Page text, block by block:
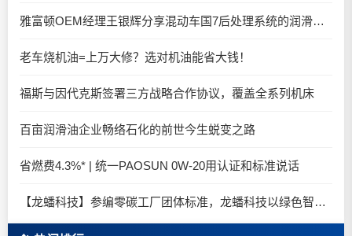
雅富顿OEM经理王银辉分享混动车国7后处理系统的润滑油要求
老车烧机油=上万大修？选对机油能省大钱！
福斯与因代克斯签署三方战略合作协议，覆盖全系列机床
百亩润滑油企业畅络石化的前世今生蜕变之路
省燃费4.3%* | 统一PAOSUN 0W-20用认证和标准说话
【龙蟠科技】参编零碳工厂团体标准，龙蟠科技以绿色智造锚定零碳未来